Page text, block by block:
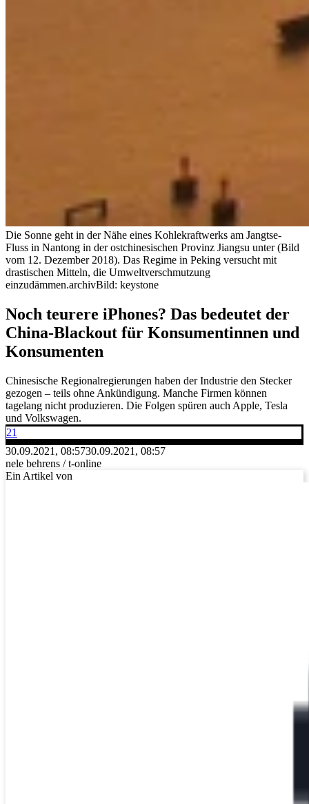
Die Sonne geht in der Nähe eines Kohlekraftwerks am Jangtse-
Fluss in Nantong in der ostchinesischen Provinz Jiangsu unter (Bild
vom 12. Dezember 2018). Das Regime in Peking versucht mit
drastischen Mitteln, die Umweltverschmutzung
einzudämmen.archivBild: keystone
Noch teurere iPhones? Das bedeutet der
China-Blackout für Konsumentinnen und
Konsumenten
Chinesische Regionalregierungen haben der Industrie den Stecker
gezogen – teils ohne Ankündigung. Manche Firmen können
tagelang nicht produzieren. Die Folgen spüren auch Apple, Tesla
und Volkswagen.
21
30.09.2021, 08:5730.09.2021, 08:57
nele behrens / t-online
Ein Artikel von